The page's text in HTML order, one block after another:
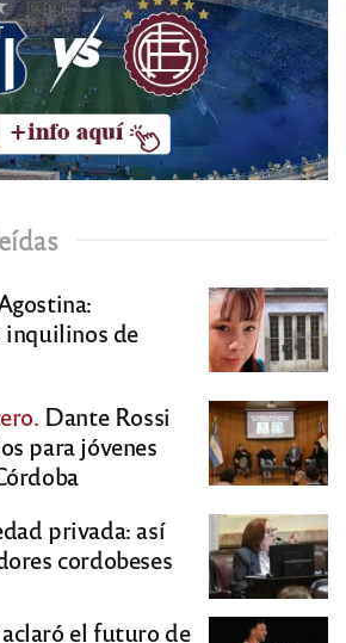
inquilinos de
Dante Rossi
para jóvenes
privada: así
cordobeses
el futuro de